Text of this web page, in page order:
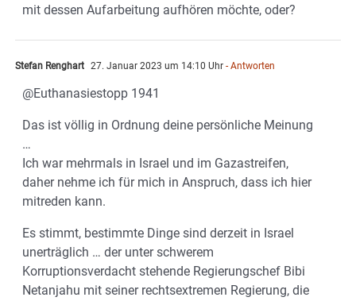
mit dessen Aufarbeitung aufhören möchte, oder?
Stefan Renghart 27. Januar 2023 um 14:10 Uhr - Antworten
@Euthanasiestopp 1941
Das ist völlig in Ordnung deine persönliche Meinung
…
Ich war mehrmals in Israel und im Gazastreifen,
daher nehme ich für mich in Anspruch, dass ich hier
mitreden kann.
Es stimmt, bestimmte Dinge sind derzeit in Israel
unerträglich … der unter schwerem
Korruptionsverdacht stehende Regierungschef Bibi
Netanjahu mit seiner rechtsextremen Regierung, die